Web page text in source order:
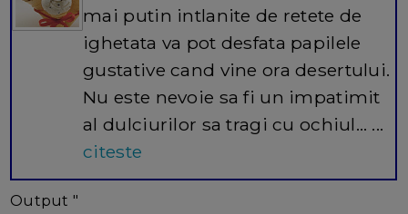
mai putin intlanite de retete de
ighetata va pot desfata papilele
gustative cand vine ora desertului.
Nu este nevoie sa fi un impatimit
al dulciurilor sa tragi cu ochiul… ...
citeste
Output "